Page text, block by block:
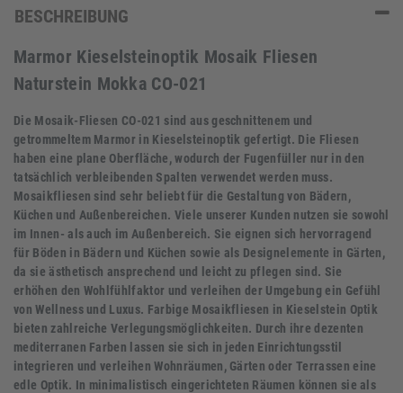
BESCHREIBUNG
Marmor Kieselsteinoptik Mosaik Fliesen
Naturstein Mokka CO-021
Die Mosaik-Fliesen CO-021 sind aus geschnittenem und
getrommeltem Marmor in Kieselsteinoptik gefertigt. Die Fliesen
haben eine plane Oberfläche, wodurch der Fugenfüller nur in den
tatsächlich verbleibenden Spalten verwendet werden muss.
Mosaikfliesen sind sehr beliebt für die Gestaltung von Bädern,
Küchen und Außenbereichen. Viele unserer Kunden nutzen sie sowohl
im Innen- als auch im Außenbereich. Sie eignen sich hervorragend
für Böden in Bädern und Küchen sowie als Designelemente in Gärten,
da sie ästhetisch ansprechend und leicht zu pflegen sind. Sie
erhöhen den Wohlfühlfaktor und verleihen der Umgebung ein Gefühl
von Wellness und Luxus. Farbige Mosaikfliesen in Kieselstein Optik
bieten zahlreiche Verlegungsmöglichkeiten. Durch ihre dezenten
mediterranen Farben lassen sie sich in jeden Einrichtungsstil
integrieren und verleihen Wohnräumen, Gärten oder Terrassen eine
edle Optik. In minimalistisch eingerichteten Räumen können sie als